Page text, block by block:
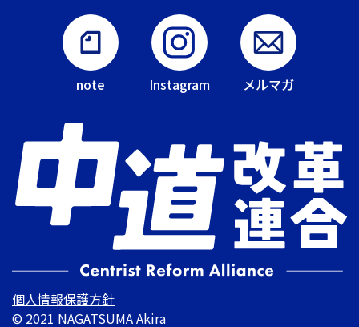
note Instagram メルマガ
個人情報保護方針
© 2021 NAGATSUMA Akira